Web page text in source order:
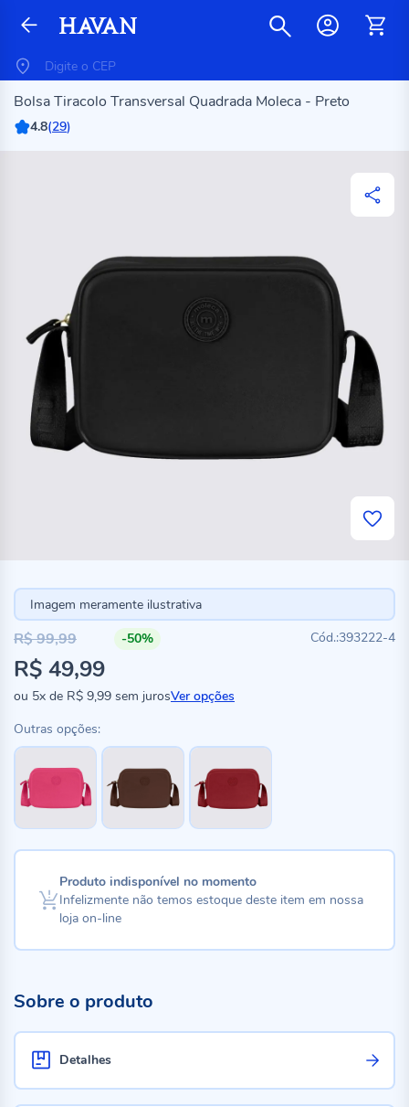
Bolsa Tiracolo Transversal Quadrada Moleca - Preto
4.8(29)
Imagem meramente ilustrativa
-50%
393222-4
Preço
especial
R$ 49,99
R$ 99,99
ou 5x de R$ 9,99 sem jurosVer opções
Outras opções:
Produto indisponível no momento
Infelizmente não temos estoque deste item em nossa
loja on-line
Sobre o produto
Detalhes